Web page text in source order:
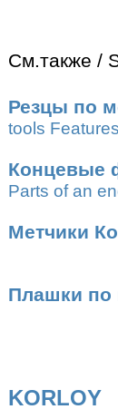
См.также /
Резцы по
tools Features
Концевые
Parts of an
Метчики
Плашки по
KORLOY